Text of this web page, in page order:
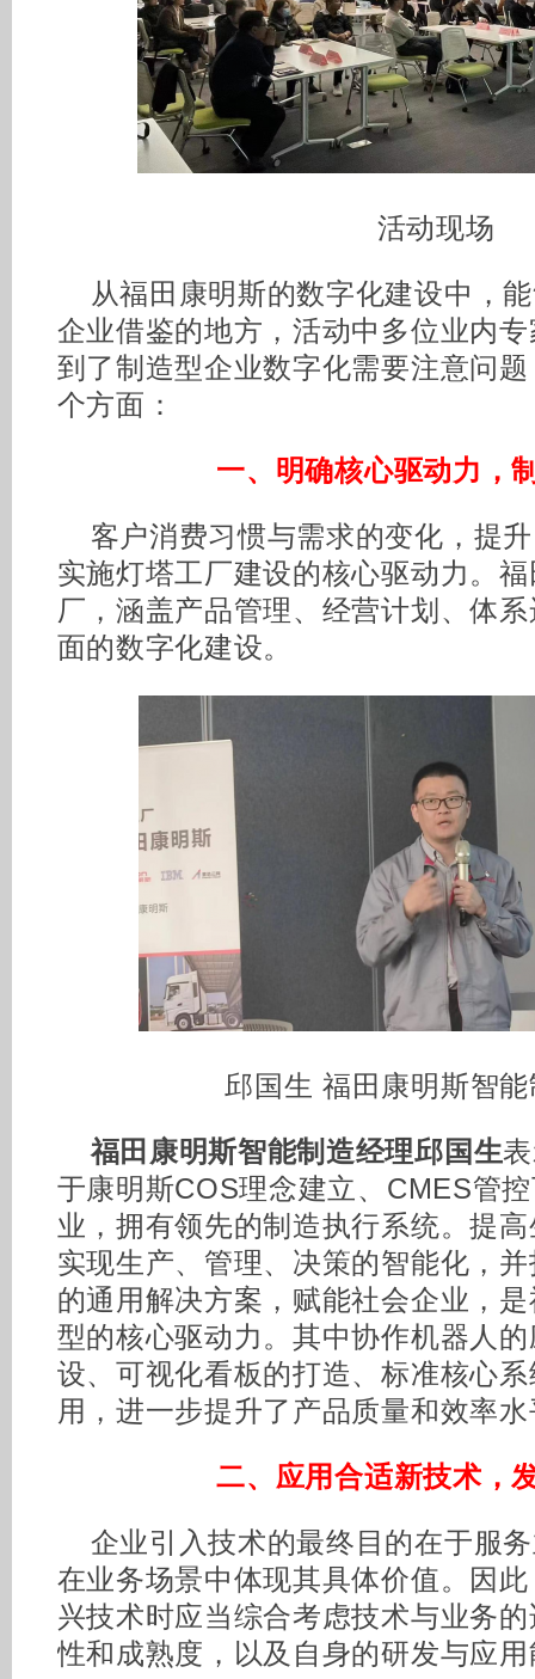
活动现场
从福田康明斯的数字化建设中，
企业借鉴的地方，活动中多位业内
到了制造型企业数字化需要注意问
个方面：
一、明确核心驱动力，
客户消费习惯与需求的变化，提
实施灯塔工厂建设的核心驱动力。
厂，涵盖产品管理、经营计划、体
面的数字化建设。
邱国生 福田康明斯智
福田康明斯智能制造经理邱国生
于康明斯COS理念建立、CMES管
业，拥有领先的制造执行系统。提
实现生产、管理、决策的智能化，
的通用解决方案，赋能社会企业，
型的核心驱动力。其中协作机器人
设、可视化看板的打造、标准核心
用，进一步提升了产品质量和效率
二、应用合适新技术，
企业引入技术的最终目的在于服
在业务场景中体现其具体价值。因
兴技术时应当综合考虑技术与业务
性和成熟度，以及自身的研发与应